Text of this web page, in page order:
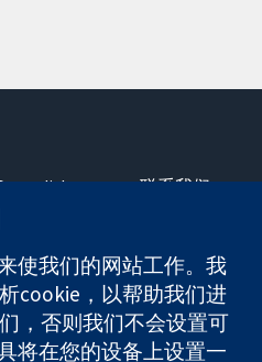
联系我们
关于我们
工作机会
Cochrane
Library
使我们的网站工作。我
cookie，以帮助我们进
，否则我们不会设置可
将在您的设备上设置一